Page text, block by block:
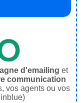
d'emailing et
communication
vos agents ou vos